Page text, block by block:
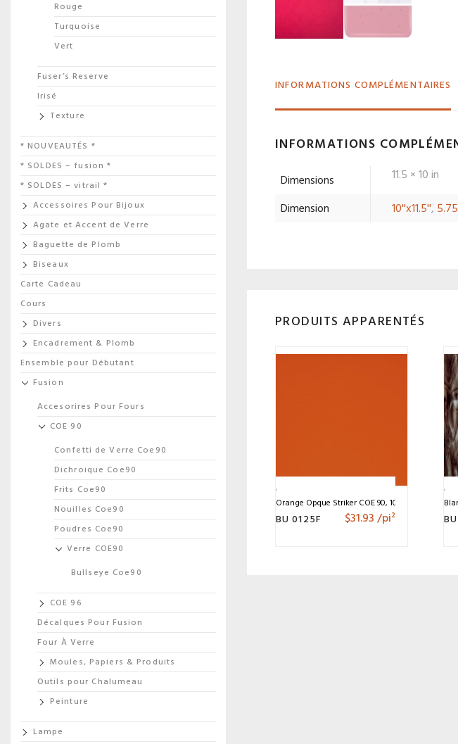
INFORMATIONS COMPLÉMENTAIRES
INFORMATIONS
Dimensions
11.5 × 10 in
Dimension
10''x11.5'',
PRODUITS APPARENTÉS
Orange Opque Striker COE 90, 10″ X 11.5″
BU 0125F $31.93/pi²
Rouge
Turquoise
Vert
Fuser’s Reserve
Irisé
Texture
* NOUVEAUTÉS *
* SOLDES – fusion *
* SOLDES – vitrail *
Accessoires Pour Bijoux
Agate et Accent de Verre
Baguette de Plomb
Biseaux
Carte Cadeau
Cours
Divers
Encadrement & Plomb
Ensemble pour Débutant
Fusion
Accesorires Pour Fours
COE 90
Confetti de Verre Coe90
Dichroique Coe90
Frits Coe90
Nouilles Coe90
Poudres Coe90
Verre COE90
Bullseye Coe90
COE 96
Décalques Pour Fusion
Four À Verre
Moules, Papiers & Produits
Outils pour Chalumeau
Peinture
Lampe